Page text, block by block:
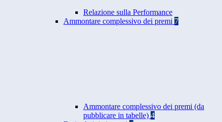
Relazione sulla Performance
Ammontare complessivo dei premi 7
Ammontare complessivo dei premi (da
pubblicare in tabelle) 4